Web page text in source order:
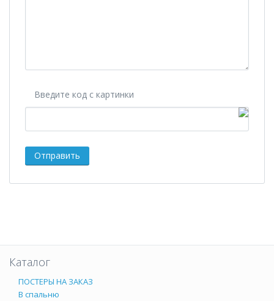
Введите код с картинки
Каталог
ПОСТЕРЫ НА ЗАКАЗ
В спальню